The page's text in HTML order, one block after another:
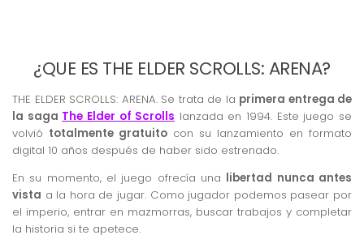
¿QUE ES THE ELDER SCROLLS: ARENA?
THE ELDER SCROLLS: ARENA. Se trata de la primera entrega de
la saga The Elder of Scrolls lanzada en 1994. Este juego se
volvió totalmente gratuito con su lanzamiento en formato
digital 10 años después de haber sido estrenado.
En su momento, el juego ofrecía una libertad nunca antes
vista a la hora de jugar. Como jugador podemos pasear por
el imperio, entrar en mazmorras, buscar trabajos y completar
la historia si te apetece.